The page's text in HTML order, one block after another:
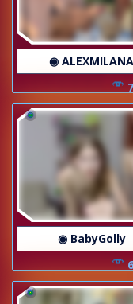
◉ ALEXMILANA
◉ BabyGolly